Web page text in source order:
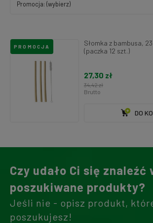
Promocja: (wybierz)
Słomka z bambusa,
(paczka 12 szt.)
27,30 zł
34,42 zł
Brutto
DO
PROMOCJA
Czy udało Ci się
poszukiwane produkty?
Jeśli nie - opisz produkt,
poszukujesz!